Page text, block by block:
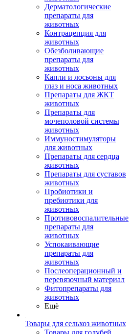
Дерматологические
препараты для
животных
Контрацепция для
животных
Обезболивающие
препараты для
животных
Капли и лосьоны для
глаз и носа животных
Препараты для ЖКТ
животных
Препараты для
мочеполовой системы
животных
Иммуностимуляторы
для животных
Препараты для сердца
животных
Препараты для суставов
животных
Пробиотики и
пребиотики для
животных
Противовоспалительные
препараты для
животных
Успокаивающие
препараты для
животных
Послеоперационный и
перевязочный материал
Фитопрепараты для
животных
Ещё
Товары для сельхоз животных
Товары для голубей